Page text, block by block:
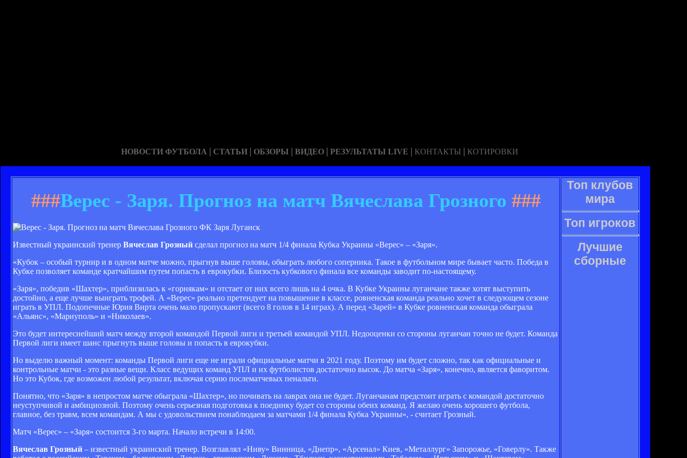
НОВОСТИ ФУТБОЛА | СТАТЬИ | ОБЗОРЫ | ВИДЕО | РЕЗУЛЬТАТЫ LIVE | КОНТАКТЫ | КОТИРОВКИ
###Верес - Заря. Прогноз на матч Вячеслава Грозного ###
ФК Заря Луганск
Известный украинский тренер Вячеслав Грозный сделал прогноз на матч 1/4 финала Кубка Украины «Верес» – «Заря».
«Кубок – особый турнир и в одном матче можно, прыгнув выше головы, обыграть любого соперника. Такое в футбольном мире бывает часто. Победа в
Кубке позволяет команде кратчайшим путем попасть в еврокубки. Близость кубкового финала все команды заводит по-настоящему.
«Заря», победив «Шахтер», приблизилась к «горнякам» и отстает от них всего лишь на 4 очка. В Кубке Украины луганчане также хотят выступить
достойно, а еще лучше выиграть трофей. А «Верес» реально претендует на повышение в классе, ровненская команда реально хочет в следующем сезоне
играть в УПЛ. Подопечные Юрия Вирта очень мало пропускают (всего 8 голов в 14 играх). А перед «Зарей» в Кубке ровненская команда обыграла
«Альянс», «Мариуполь» и «Николаев».
Это будет интереснейший матч между второй командой Первой лиги и третьей командой УПЛ. Недооценки со стороны луганчан точно не будет. Команда
Первой лиги имеет шанс прыгнуть выше головы и попасть в еврокубки.
Но выделю важный момент: команды Первой лиги еще не играли официальные матчи в 2021 году. Поэтому им будет сложно, так как официальные и
контрольные матчи - это разные вещи. Класс ведущих команд УПЛ и их футболистов достаточно высок. До матча «Заря», конечно, является фаворитом.
Но это Кубок, где возможен любой результат, включая серию послематчевых пенальти.
Понятно, что «Заря» в непростом матче обыграла «Шахтер», но почивать на лаврах она не будет. Луганчанам предстоит играть с командой достаточно
неуступчивой и амбициозной. Поэтому очень серьезная подготовка к поединку будет со стороны обеих команд. Я желаю очень хорошего футбола,
главное, без травм, всем командам. А мы с удовольствием понаблюдаем за матчами 1/4 финала Кубка Украины», - считает Грозный.
Матч «Верес» – «Заря» состоится 3-го марта. Начало встречи в 14:00.
Вячеслав Грозный – известный украинский тренер. Возглавлял «Ниву» Винница, «Днепр», «Арсенал» Киев, «Металлург» Запорожье, «Говерлу». Также
Топ клубов
мира
Топ игроков
Лучшие
сборные